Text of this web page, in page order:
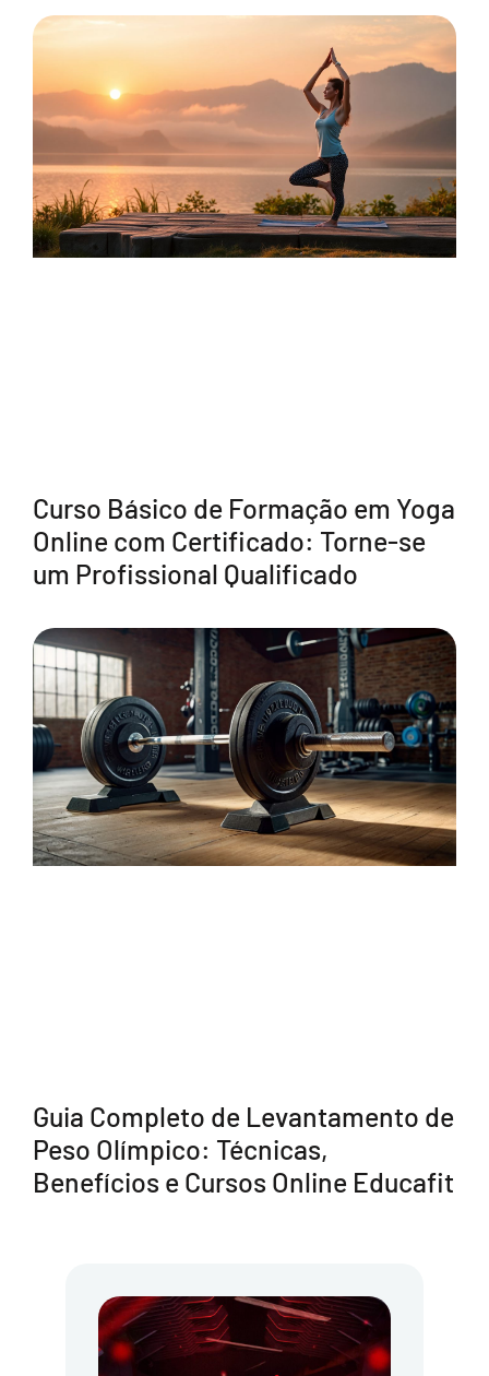
Curso Básico de Formação em Yoga
Online com Certificado: Torne-se
um Profissional Qualificado
Guia Completo de Levantamento de
Peso Olímpico: Técnicas,
Benefícios e Cursos Online Educafit